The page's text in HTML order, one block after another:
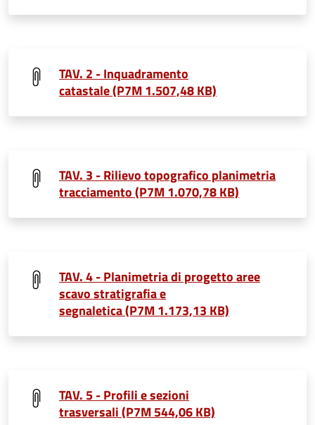
TAV. 2 - Inquadramento
catastale (P7M 1.507,48 KB)
TAV. 3 - Rilievo topografico planimetria
tracciamento (P7M 1.070,78 KB)
TAV. 4 - Planimetria di progetto aree
scavo stratigrafia e
segnaletica (P7M 1.173,13 KB)
TAV. 5 - Profili e sezioni
trasversali (P7M 544,06 KB)